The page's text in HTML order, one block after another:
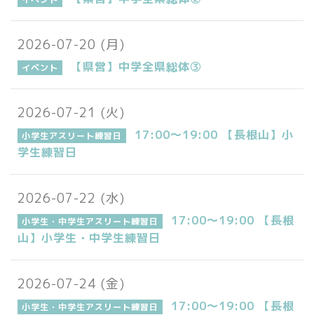
2026-07-20 (月)
イベント 【県営】中学全県総体③
2026-07-21 (火)
小学生アスリート練習日
17:00～19:00 【長根山】小
学生練習日
2026-07-22 (水)
小学生・中学生アスリート練習日
17:00～19:00 【長根
山】小学生・中学生練習日
2026-07-24 (金)
小学生・中学生アスリート練習日
17:00～19:00 【長根